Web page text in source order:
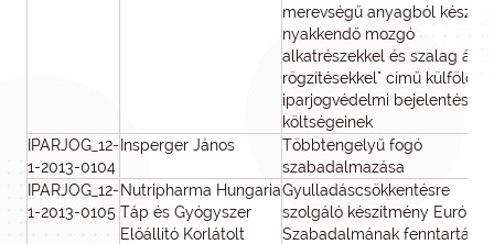
merevségű anyagból készült
nyakkendő mozgó
alkatrészekkel és szalag
rögzítésekkel" című külföldi
iparjogvédelmi bejelentések
költségeinek
IPARJOG_12-
1-2013-0104
Insperger János
Többtengelyű fogó
szabadalmazása
IPARJOG_12-
1-2013-0105
Nutripharma Hungaria
Táp és Gyógyszer
Előállító Korlátolt
Gyulladáscsökkentésre
szolgáló készítmény Európai
Szabadalmának fenntartása